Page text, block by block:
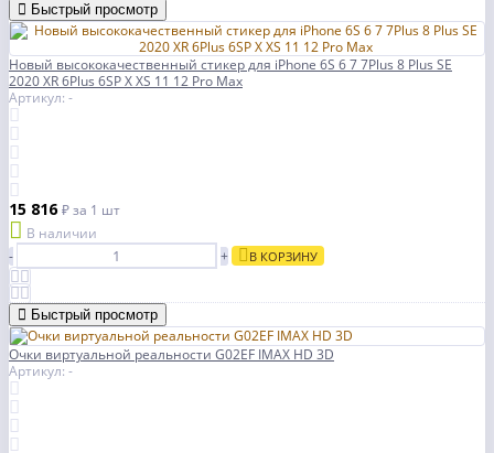
Быстрый просмотр
Новый высококачественный стикер для iPhone 6S 6 7 7Plus 8 Plus SE
2020 XR 6Plus 6SP X XS 11 12 Pro Max
Артикул: -
15 816₽за 1 шт
В наличии
-
+ В КОРЗИНУ
Быстрый просмотр
Очки виртуальной реальности G02EF IMAX HD 3D
Артикул: -